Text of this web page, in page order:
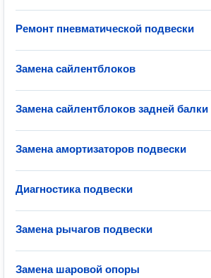
Ремонт пневматической подвески
Замена сайлентблоков
Замена сайлентблоков задней балки
Замена амортизаторов подвески
Диагностика подвески
Замена рычагов подвески
Замена шаровой опоры